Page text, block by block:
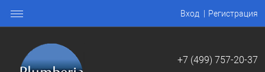
Вход Регистрация
+7 (499) 757-20-37